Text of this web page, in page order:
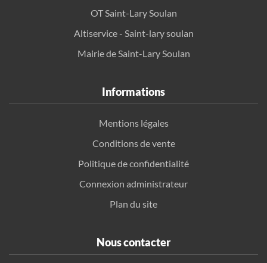
OT Saint-Lary Soulan
Altiservice - Saint-lary soulan
Mairie de Saint-Lary Soulan
Informations
Mentions légales
Conditions de vente
Politique de confidentialité
Connexion administrateur
Plan du site
Nous contacter